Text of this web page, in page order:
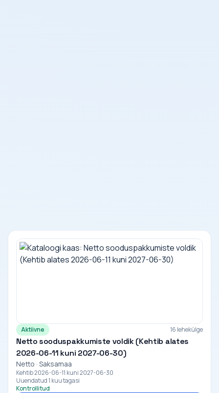
Aktiivne 16 lehekülge
Netto sooduspakkumiste voldik (Kehtib alates
2026-06-11 kuni 2027-06-30)
Netto · Saksamaa
Kehtib 2026-06-11 kuni 2027-06-30
Uuendatud 1 kuu tagasi
Kontrollitud